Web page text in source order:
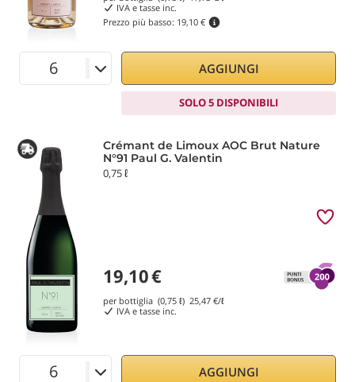
IVA e tasse inc.
Prezzo più basso: 19,10 €
AGGIUNGI
SOLO 5 DISPONIBILI
Crémant de Limoux AOC Brut Nature
N°91 Paul G. Valentin
0,75 ℓ
19,10€
per bottiglia (0,75 ℓ) 25,47 €/ℓ
IVA e tasse inc.
AGGIUNGI